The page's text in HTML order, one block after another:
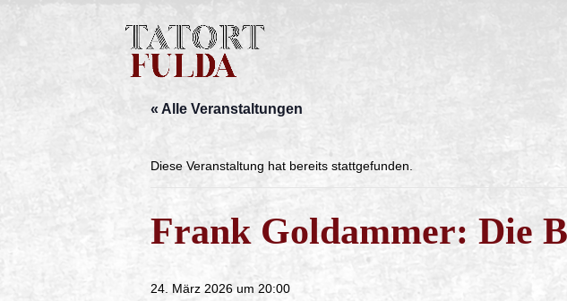
« Alle Veranstaltungen
Diese Veranstaltung hat bereits stattgefunden.
Frank Goldammer: Die
24. März 2026 um 20:00